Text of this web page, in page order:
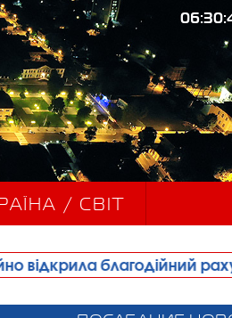
/ СВІТ
рахунок для